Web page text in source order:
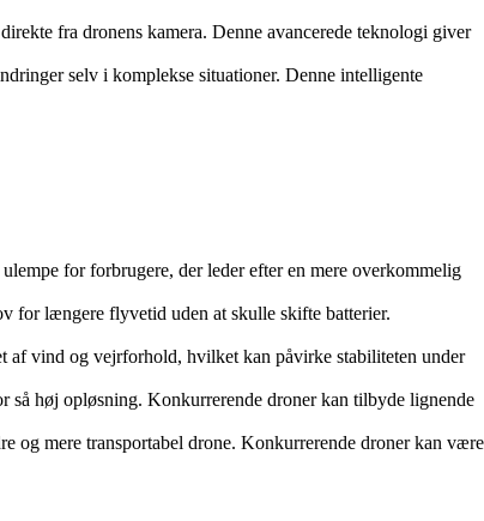
fra dronens kamera. Denne avancerede teknologi giver
selv i komplekse situationer. Denne intelligente
for forbrugere, der leder efter en mere overkommelig
for længere flyvetid uden at skulle skifte batterier.
vind og vejrforhold, hvilket kan påvirke stabiliteten under
høj opløsning. Konkurrerende droner kan tilbyde lignende
og mere transportabel drone. Konkurrerende droner kan være